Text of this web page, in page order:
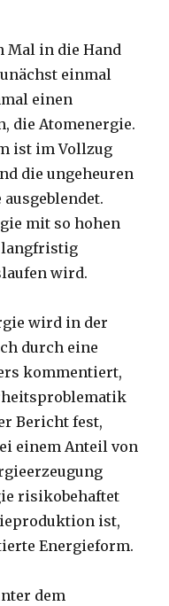
Mal in die Hand
einmal
einen
die Atomenergie.
ist im Vollzug
die ungeheuren
mit so hohen
langfristig
wird.
wird in der
durch eine
kommentiert,
Bericht fest,
einem Anteil von
risikobehaftet
ist,
Energieform.
dem